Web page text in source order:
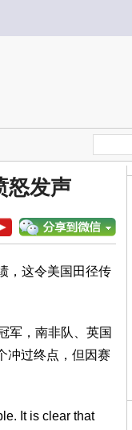
怒发声
，这令美国田径传
军，南非队、英国
冲过终点，但因赛
It is clear that